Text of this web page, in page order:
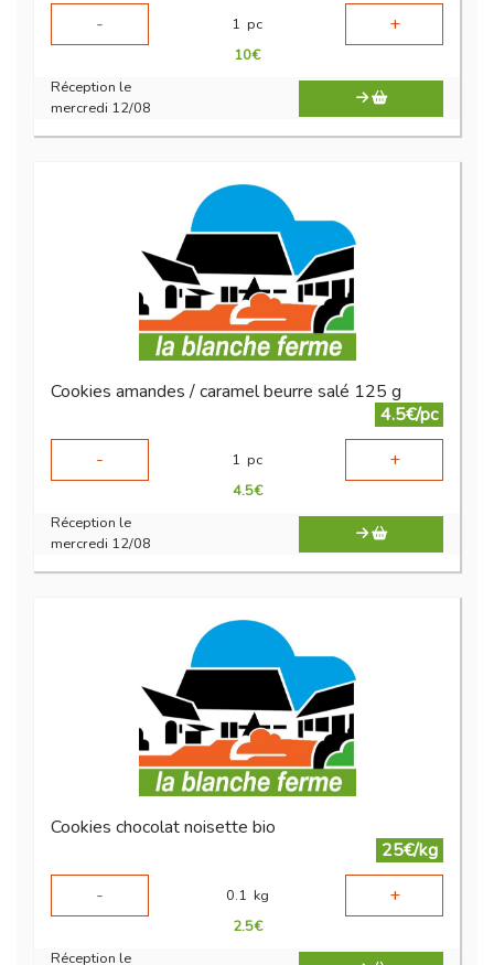
-
1 pc +
10€
Réception le
mercredi 12/08
Cookies amandes / caramel beurre salé 125 g
4.5€/pc
-
1 pc +
4.5€
Réception le
mercredi 12/08
Cookies chocolat noisette bio
25€/kg
-
0.1 kg +
2.5€
Réception le